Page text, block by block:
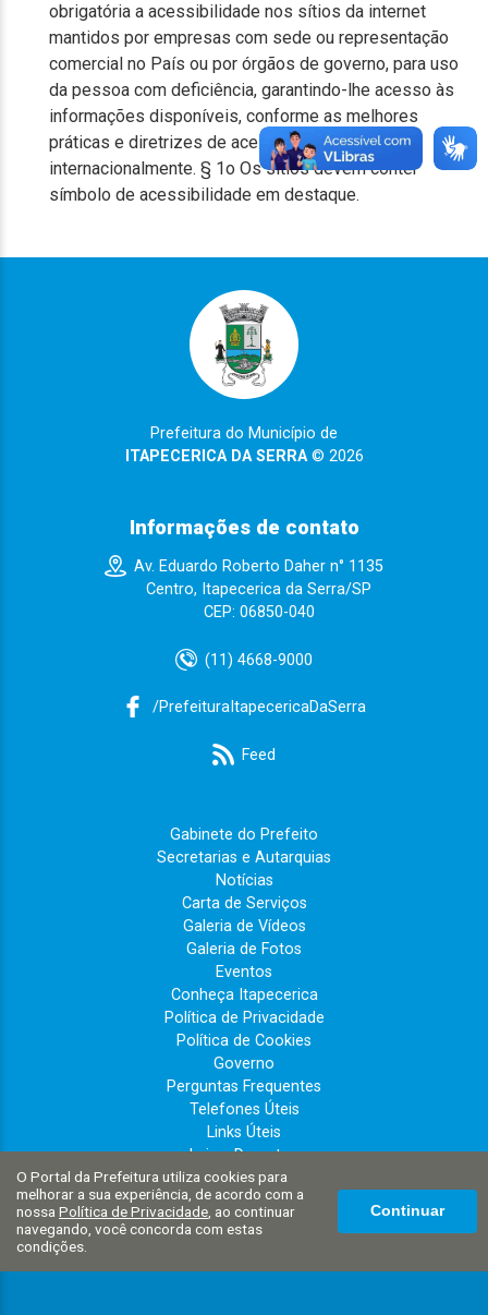
obrigatória a acessibilidade nos sítios da internet
mantidos por empresas com sede ou representação
comercial no País ou por órgãos de governo, para uso
da pessoa com deficiência, garantindo-lhe acesso às
informações disponíveis, conforme as melhores
práticas e diretrizes de acessibilidade adotadas
internacionalmente. § 1o Os sítios devem conter
símbolo de acessibilidade em destaque.
Prefeitura do Município de
ITAPECERICA DA SERRA© 2026
Informações de contato
Av. Eduardo Roberto Daher n° 1135
Centro, Itapecerica da Serra/SP
CEP: 06850-040
(11) 4668-9000
/PrefeituraItapecericaDaSerra
Feed
Gabinete do Prefeito
Secretarias e Autarquias
Notícias
Carta de Serviços
Galeria de Vídeos
Galeria de Fotos
Eventos
Conheça Itapecerica
Política de Privacidade
Política de Cookies
Governo
Perguntas Frequentes
Telefones Úteis
Links Úteis
Leis e Decretos
Portal do Cidadão
Imprensa Oficial
PRESCON
O Portal da Prefeitura utiliza cookies para
melhorar a sua experiência, de acordo com a
nossa Política de Privacidade , ao continuar
navegando, você concorda com estas
condições.
Continuar